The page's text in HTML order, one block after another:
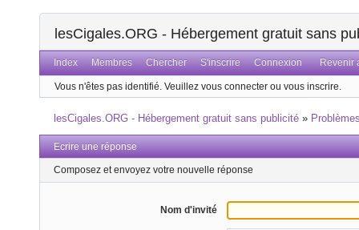
lesCigales.ORG - Hébergement gratuit sans
Index Membres Chercher S'inscrire Connexion Revenir
Vous n'êtes pas identifié. Veuillez vous connecter ou vous inscrire.
lesCigales.ORG - Hébergement gratuit sans publicité »
Ecrire une réponse
Composez et envoyez votre nouvelle réponse
Nom d'invité